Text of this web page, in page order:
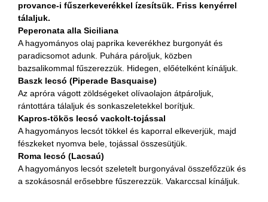
provance-i fűszerkeverékkel ízesítsük. Friss kenyérrel
tálaljuk.
Peperonata alla Siciliana
A hagyományos olaj paprika keverékhez burgonyát és
paradicsomot adunk. Puhára pároljuk, közben
bazsalikommal fűszerezzük. Hidegen, előételként kínáljuk.
Baszk lecsó (Piperade Basquaise)
Az apróra vágott zöldségeket olívaolajon átpároljuk,
rántottára tálaljuk és sonkaszeletekkel borítjuk.
Kapros-tökös lecsó vackolt-tojással
A hagyományos lecsót tökkel és kaporral elkeverjük, majd
fészkeket nyomva bele, tojással összesütjük.
Roma lecsó (Lacsaú)
A hagyományos lecsót szeletelt burgonyával összefőzzük és
a szokásosnál erősebbre fűszerezzük. Vakarccsal kínáljuk.